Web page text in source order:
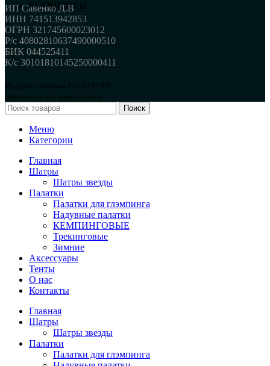
РЕКВИЗИТЫ
ИП Савенко Д.В
ИНН 741513942853
ОГРН 321745600023012
Р/с 40802810637490000510
БИК 044525411
К/с 30101810145250000411
Интернет магазин PALATKOFF
Принимаем все виды оплаты.
Поиск
Меню
Категории
Главная
Шатры
Шатры звезды
Палатки
Палатки для глэмпинга
Надувные палатки
КЕМПИНГОВЫЕ
Трекинговые
Зимние
Аксессуары
Тенты
О нас
Контакты
Главная
Шатры
Шатры звезды
Палатки
Палатки для глэмпинга